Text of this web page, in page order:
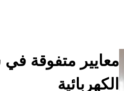
معايير متفوقة في
الكهربائية